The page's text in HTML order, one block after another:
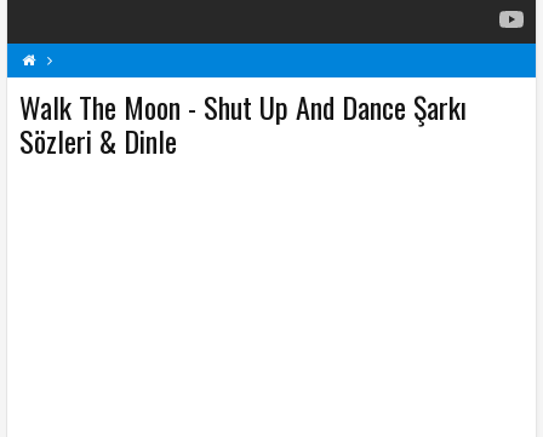
Shut Up And Dance Şarkı Sözleri Şarkı Sözleri
W
Walk The Moon Şarkı Sözleri
Walk The Moon - Shut Up And Dance Şarkı
Sözleri & Dinle